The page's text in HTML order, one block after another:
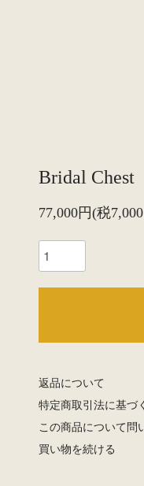
Bridal Chest
77,000円(税
返品について
特定商取引法に基づ
この商品について問
買い物を続ける